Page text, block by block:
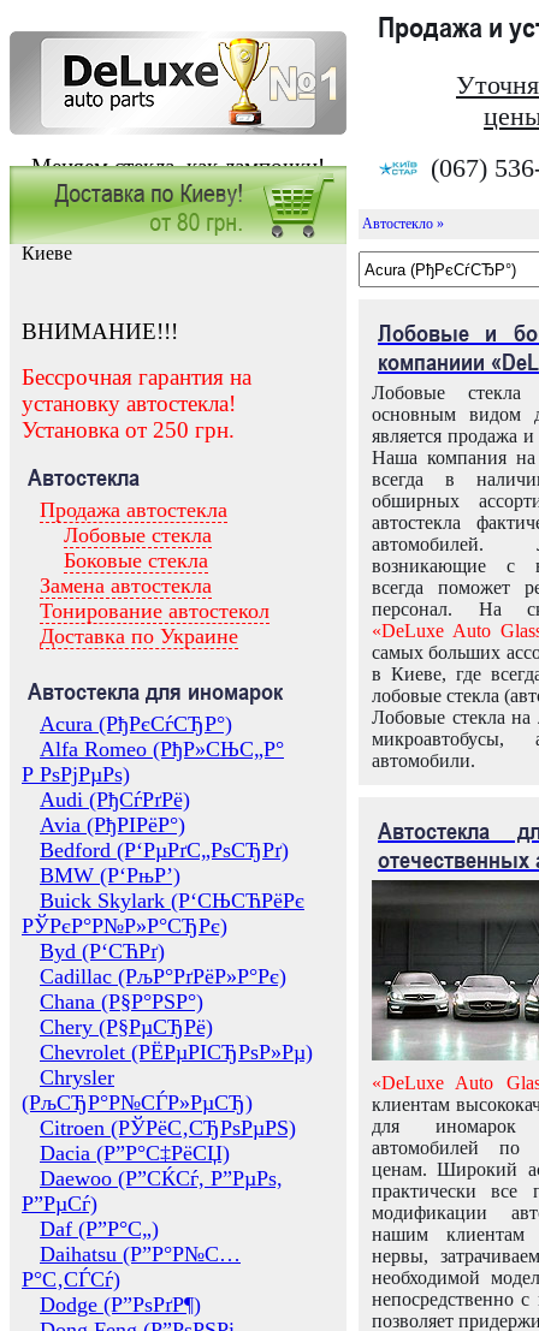
Меняем стекла, как лампочки!
Продажа и
(067)
Заказать установку автостекла в
Киеве
ВНИМАНИЕ!!!
Бессрочная гарантия на
установку автостекла!
Установка от 250 грн.
Автостекла
Продажа автостекла
Лобовые стекла
Боковые стекла
Замена автостекла
Тонирование автостекол
Доставка по Украине
Автостекла для иномарок
Acura (РђРєСѓСЂР°)
Alfa Romeo (РђР»СЊС„Р°
Р РѕРјРµРѕ)
Audi (РђСѓРґРё)
Avia (РђРІРёР°)
Bedford (Р‘РµРґС„РѕСЂРґ)
BMW (Р‘РњР’)
Buick Skylark (Р‘СЊСЋРёРє
РЎРєР°Р№Р»Р°СЂРє)
Byd (Р‘СЋРґ)
Cadillac (РљР°РґРёР»Р°Рє)
Chana (Р§Р°РЅР°)
Chery (Р§РµСЂРё)
Chevrolet (РЁРµРІСЂРѕР»Рµ)
Chrysler
(РљСЂР°Р№СЃР»РµСЂ)
Citroen (РЎРёС‚СЂРѕРµРЅ)
Dacia (Р”Р°С‡РёСЏ)
Daewoo (Р”СЌСѓ, Р”РµРѕ,
Р”РµСѓ)
Daf (Р”Р°С„)
Daihatsu (Р”Р°Р№С…
Р°С‚СЃСѓ)
Dodge (Р”РѕРґР¶)
Автостекло »
Лобовые и
компаниии
Лобовые
основным видом
является продажа и
Наша компания на
всегда в
обширных
автостекла
возникающие с
всегда поможет
персонал. На
«DeLuxe Auto
самых больших
в Киеве, где
лобовые стекла
Лобовые стекла на
микроавтобусы,
автомобили.
Автостекла
отечественных
«DeLuxe Auto
клиентам
для иномарок
автомобилей
ценам. Широкий
практически все
модификации
нашим клиентам
нервы,
необходимой
непосредственно
позволяет